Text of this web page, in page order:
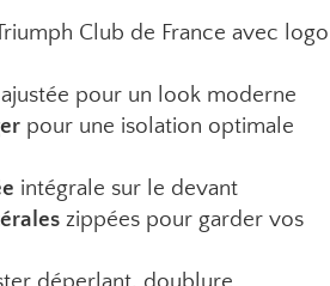
Club de France avec logo
pour un look moderne
pour une isolation optimale
intégrale sur le devant
zippées pour garder vos